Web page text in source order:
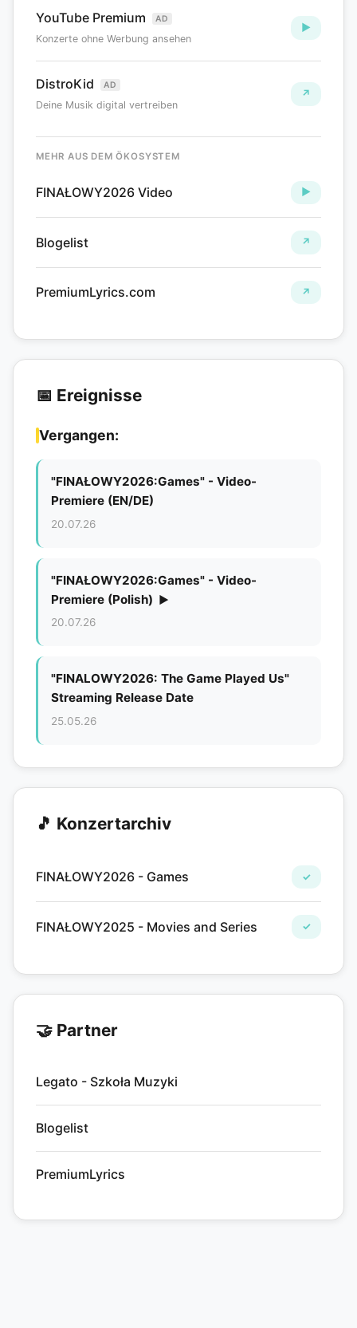
YouTube Premium AD
Konzerte ohne Werbung ansehen
▶
DistroKid AD
Deine Musik digital vertreiben
↗
MEHR AUS DEM ÖKOSYSTEM
FINAŁOWY2026 Video ►
Blogelist ↗
PremiumLyrics.com ↗
📅 Ereignisse
Vergangen:
"FINAŁOWY2026:Games" - Video-
Premiere (EN/DE)
20.07.26
"FINAŁOWY2026:Games" - Video-
Premiere (Polish)
▶
20.07.26
"FINALOWY2026: The Game Played Us"
Streaming Release Date
25.05.26
🎵 Konzertarchiv
FINAŁOWY2026 - Games ✓
FINAŁOWY2025 - Movies and Series ✓
🤝 Partner
Legato - Szkoła Muzyki
Blogelist
PremiumLyrics